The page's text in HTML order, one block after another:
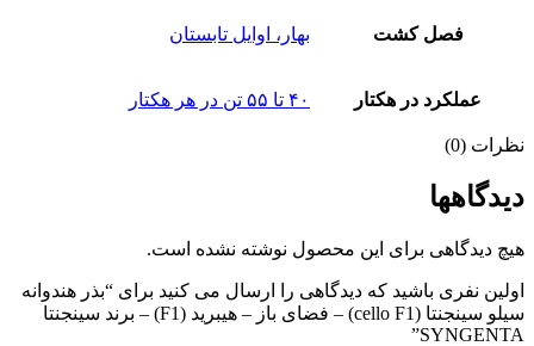
فصل کشت بهار، اوایل تابستان
عملکرد در هکتار ۴۰ تا ۵۵ تن در هر هکتار
نظرات (0)
دیدگاهها
هیچ دیدگاهی برای این محصول نوشته نشده است.
اولین نفری باشید که دیدگاهی را ارسال می کنید برای “بذر هندوانه
سیلو سینجنتا (cello F1) – فضای باز – هیبرید (F1) – برند سینجنتا
SYNGENTA”